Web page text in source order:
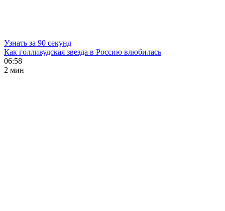
Узнать за 90 секунд
Как голливудская звезда в Россию влюбилась
06:58
2 мин